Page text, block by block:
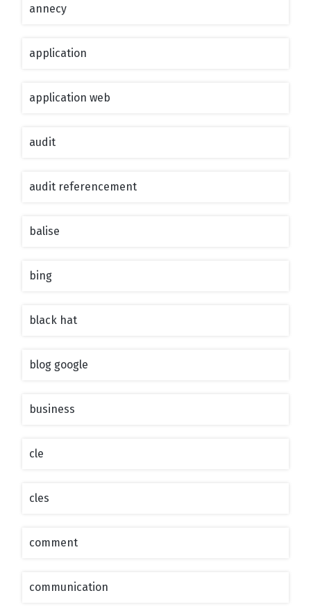
annecy
application
application web
audit
audit referencement
balise
bing
black hat
blog google
business
cle
cles
comment
communication